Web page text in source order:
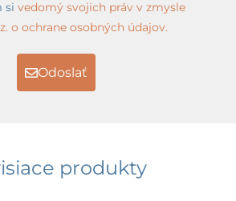
si vedomý svojich práv v zmysle
o ochrane osobných údajov.
Odoslať
produkty